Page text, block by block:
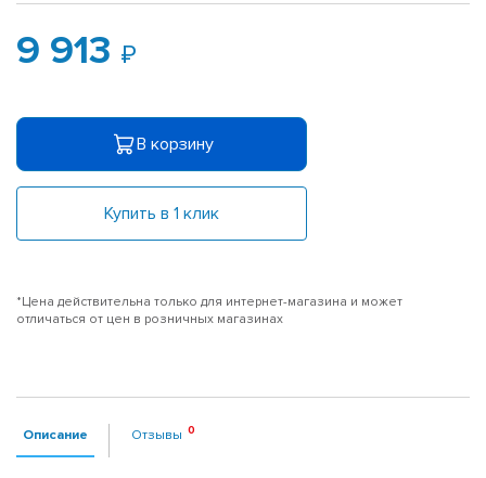
9 913
В корзину
Купить в 1 клик
*Цена действительна только для интернет-магазина и может
отличаться от цен в розничных магазинах
Описание Отзывы